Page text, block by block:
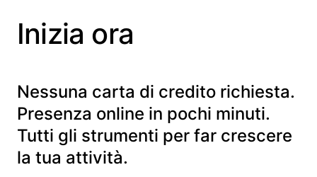
Inizia ora
Nessuna carta di credito richiesta.
Presenza online in pochi minuti.
Tutti gli strumenti per far crescere
la tua attività.